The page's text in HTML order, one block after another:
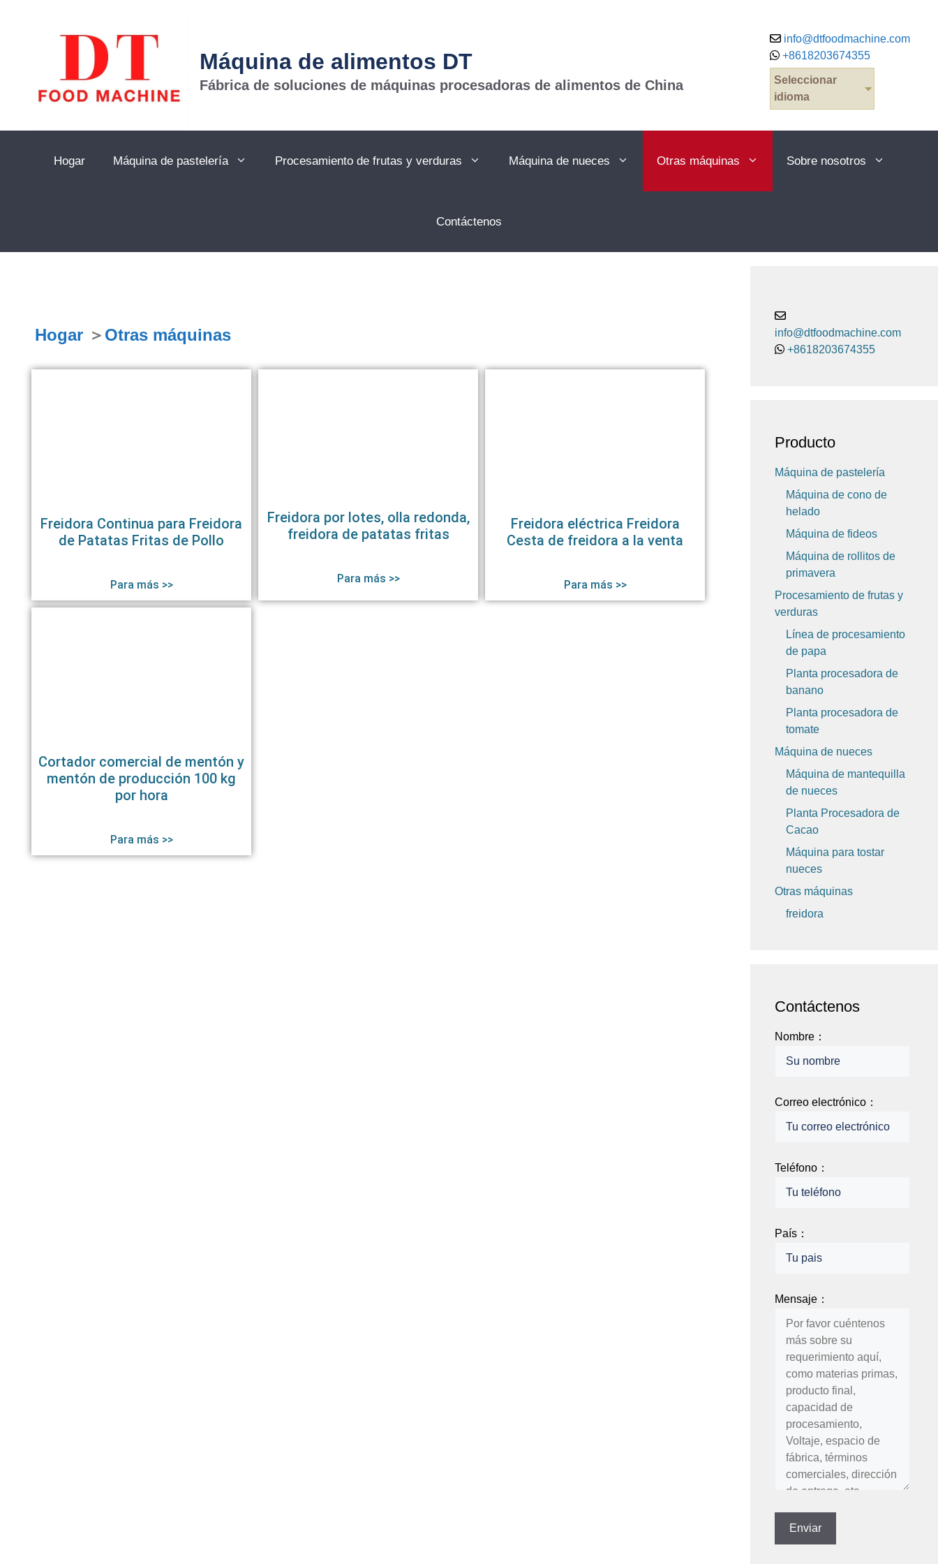
Máquina de alimentos DT
Fábrica de soluciones de máquinas procesadoras de alimentos de China
info@dtfoodmachine.com
+8618203674355
Seleccionar
idioma
Hogar Máquina de pastelería Procesamiento de frutas y verduras Máquina de nueces Otras máquinas Sobre nosotros
Contáctenos
Hogar ＞ Otras máquinas
Freidora Continua para Freidora
de Patatas Fritas de Pollo
Para más >>
Freidora por lotes, olla redonda,
freidora de patatas fritas
Para más >>
Freidora eléctrica Freidora
Cesta de freidora a la venta
Para más >>
Cortador comercial de mentón y
mentón de producción 100 kg
por hora
Para más >>
info@dtfoodmachine.com
+8618203674355
Producto
Máquina de pastelería
Máquina de cono de
helado
Máquina de fideos
Máquina de rollitos de
primavera
Procesamiento de frutas y
verduras
Línea de procesamiento
de papa
Planta procesadora de
banano
Planta procesadora de
tomate
Máquina de nueces
Máquina de mantequilla
de nueces
Planta Procesadora de
Cacao
Máquina para tostar
nueces
Otras máquinas
freidora
Contáctenos
Nombre：
Correo electrónico：
Teléfono：
País：
Mensaje：